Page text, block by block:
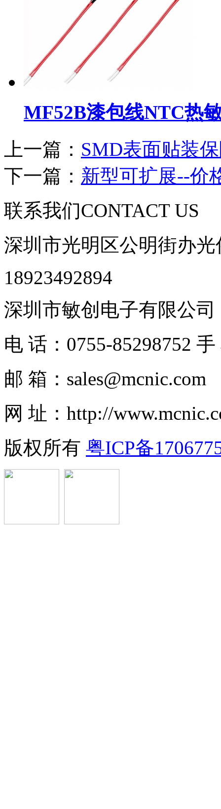
MF52B漆包线NTC热
上一篇： SMD表面贴装
下一篇： 新型可扩展--价
联系我们CONTACT US
深圳市光明区公明街办
18923492894
深圳市敏创电子有限公司
电 话：0755-85298752
邮 箱：sales@mcnic.com
网 址：http://
版权所有 粤ICP备